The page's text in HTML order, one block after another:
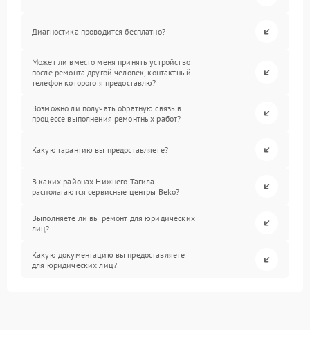
Диагностика проводится бесплатно?
Может ли вместо меня принять устройство
после ремонта другой человек, контактный
телефон которого я предоставлю?
Возможно ли получать обратную связь в
процессе выполнения ремонтных работ?
Какую гарантию вы предоставляете?
В каких районах Нижнего Тагила
располагаются сервисные центры Beko?
Выполняете ли вы ремонт для юридических
лиц?
Какую документацию вы предоставляете
для юридических лиц?